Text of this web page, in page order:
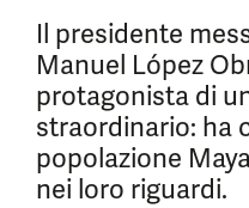
Il presidente
Manuel López
protagonista di
straordinario: ha
popolazione
nei loro riguardi.